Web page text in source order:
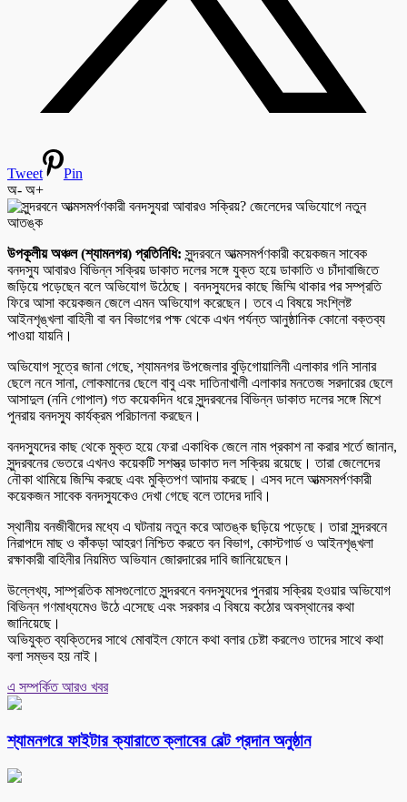
Tweet
Pin
অ- অ+
উপকূলীয় অঞ্চল (শ্যামনগর) প্রতিনিধি: সুন্দরবনে আত্মসমর্পণকারী কয়েকজন সাবেক
বনদস্যু আবারও বিভিন্ন সক্রিয় ডাকাত দলের সঙ্গে যুক্ত হয়ে ডাকাতি ও চাঁদাবাজিতে
জড়িয়ে পড়েছেন বলে অভিযোগ উঠেছে। বনদস্যুদের কাছে জিম্মি থাকার পর সম্প্রতি
ফিরে আসা কয়েকজন জেলে এমন অভিযোগ করেছেন। তবে এ বিষয়ে সংশ্লিষ্ট
আইনশৃঙ্খলা বাহিনী বা বন বিভাগের পক্ষ থেকে এখন পর্যন্ত আনুষ্ঠানিক কোনো বক্তব্য
পাওয়া যায়নি।
অভিযোগ সূত্রে জানা গেছে, শ্যামনগর উপজেলার বুড়িগোয়ালিনী এলাকার গনি সানার
ছেলে ননে সানা, লোকমানের ছেলে বাবু এবং দাতিনাখালী এলাকার মনতেজ সরদারের ছেলে
আসাদুল (ননি গোপাল) গত কয়েকদিন ধরে সুন্দরবনের বিভিন্ন ডাকাত দলের সঙ্গে মিশে
পুনরায় বনদস্যু কার্যক্রম পরিচালনা করছেন।
বনদস্যুদের কাছ থেকে মুক্ত হয়ে ফেরা একাধিক জেলে নাম প্রকাশ না করার শর্তে জানান,
সুন্দরবনের ভেতরে এখনও কয়েকটি সশস্ত্র ডাকাত দল সক্রিয় রয়েছে। তারা জেলেদের
নৌকা থামিয়ে জিম্মি করছে এবং মুক্তিপণ আদায় করছে। এসব দলে আত্মসমর্পণকারী
কয়েকজন সাবেক বনদস্যুকেও দেখা গেছে বলে তাদের দাবি।
স্থানীয় বনজীবীদের মধ্যে এ ঘটনায় নতুন করে আতঙ্ক ছড়িয়ে পড়েছে। তারা সুন্দরবনে
নিরাপদে মাছ ও কাঁকড়া আহরণ নিশ্চিত করতে বন বিভাগ, কোস্টগার্ড ও আইনশৃঙ্খলা
রক্ষাকারী বাহিনীর নিয়মিত অভিযান জোরদারের দাবি জানিয়েছেন।
উল্লেখ্য, সাম্প্রতিক মাসগুলোতে সুন্দরবনে বনদস্যুদের পুনরায় সক্রিয় হওয়ার অভিযোগ
বিভিন্ন গণমাধ্যমেও উঠে এসেছে এবং সরকার এ বিষয়ে কঠোর অবস্থানের কথা
জানিয়েছে।
অভিযুক্ত ব্যক্তিদের সাথে মোবাইল ফোনে কথা বলার চেষ্টা করলেও তাদের সাথে কথা
বলা সম্ভব হয় নাই।
এ সম্পর্কিত আরও খবর
শ্যামনগরে ফাইটার ক্যারাতে ক্লাবের বেল্ট প্রদান অনুষ্ঠান